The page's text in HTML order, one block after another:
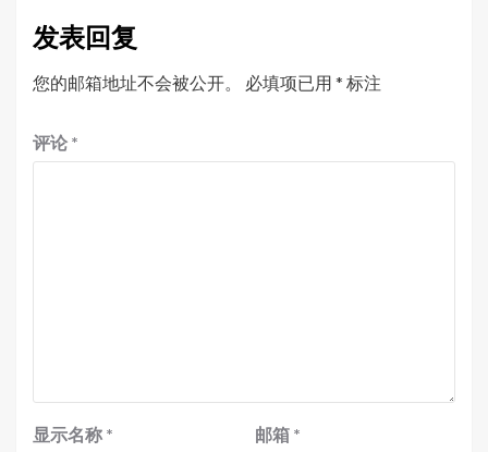
发表回复
您的邮箱地址不会被公开。 必填项已用 * 标注
评论 *
显示名称 * 邮箱 *